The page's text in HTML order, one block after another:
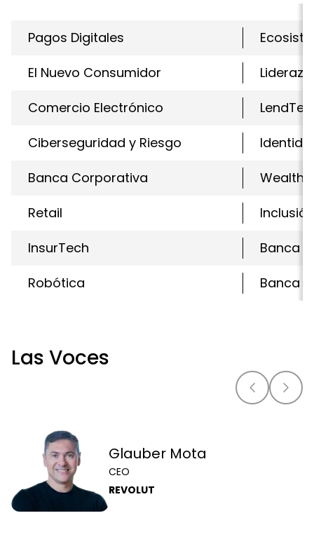
Pagos Digitales
El Nuevo Consumidor
Comercio Electrónico
Ciberseguridad y Riesgo
Banca Corporativa
Retail
InsurTech
Banca
Robótica
Banca
Las Voces
Glauber Mota
CEO
REVOLUT